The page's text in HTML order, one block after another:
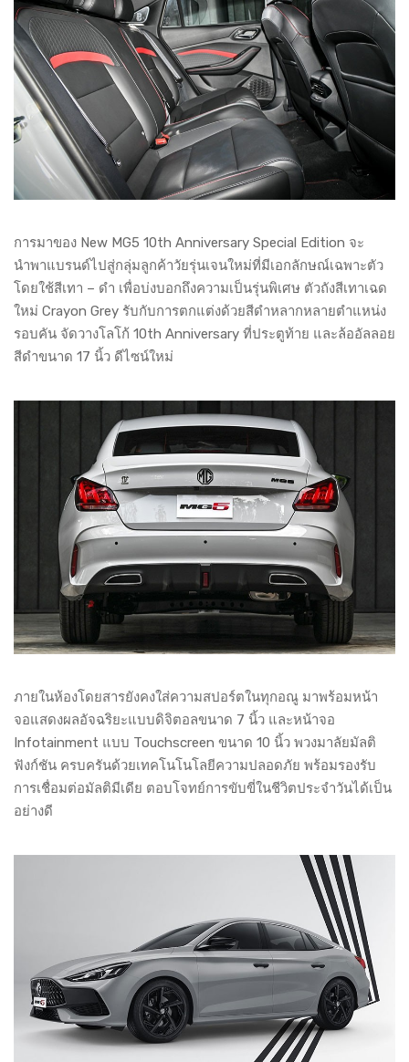
การมาของ New MG5 10th Anniversary Special Edition จะ
นำพาแบรนด์ไปสู่กลุ่มลูกค้าวัยรุ่นเจนใหม่ที่มีเอกลักษณ์เฉพาะตัว
โดยใช้สีเทา – ดำ เพื่อบ่งบอกถึงความเป็นรุ่นพิเศษ ตัวถังสีเทาเฉด
ใหม่ Crayon Grey รับกับการตกแต่งด้วยสีดำหลากหลายตำแหน่ง
รอบคัน จัดวางโลโก้ 10th Anniversary ที่ประตูท้าย และล้ออัลลอย
สีดำขนาด 17 นิ้ว ดีไซน์ใหม่
ภายในห้องโดยสารยังคงใส่ความสปอร์ตในทุกอณู มาพร้อมหน้า
จอแสดงผลอัจฉริยะแบบดิจิตอลขนาด 7 นิ้ว และหน้าจอ
Infotainment แบบ Touchscreen ขนาด 10 นิ้ว พวงมาลัยมัลติ
ฟังก์ชัน ครบครันด้วยเทคโนโนโลยีความปลอดภัย พร้อมรองรับ
การเชื่อมต่อมัลติมีเดีย ตอบโจทย์การขับขี่ในชีวิตประจำวันได้เป็น
อย่างดี